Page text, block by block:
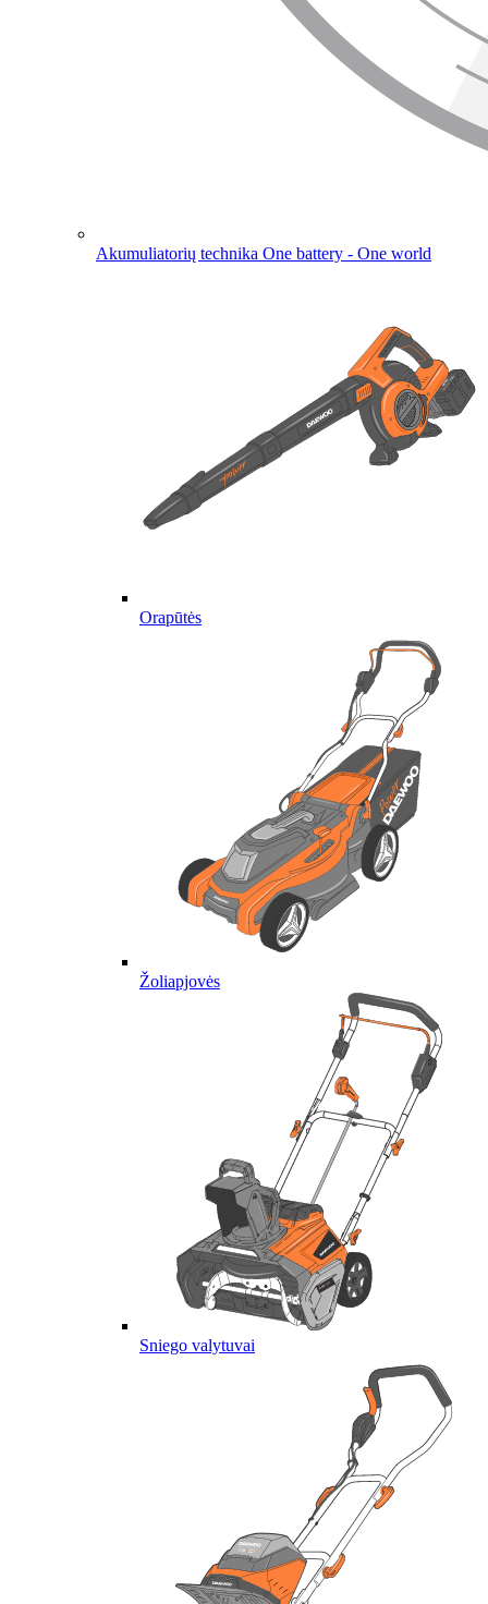
Akumuliatorių technika One battery - One world
Orapūtės
Žoliapjovės
Sniego valytuvai